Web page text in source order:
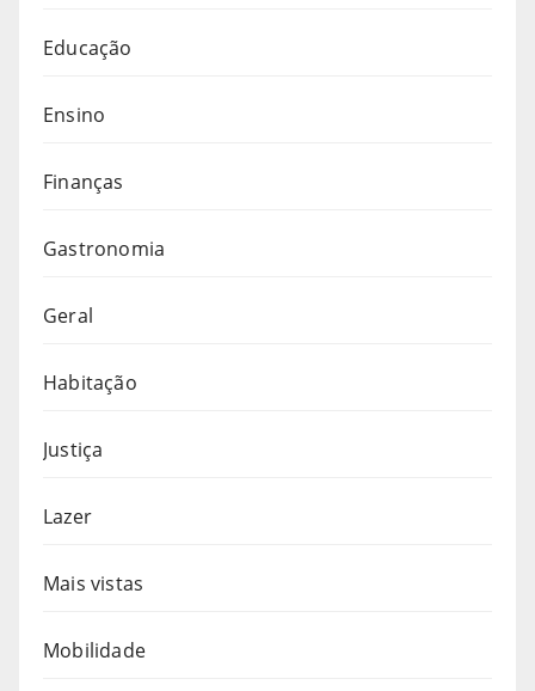
Educação
Ensino
Finanças
Gastronomia
Geral
Habitação
Justiça
Lazer
Mais vistas
Mobilidade